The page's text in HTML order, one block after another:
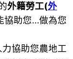
外籍勞工(外
協助您…做為您
協助您農地工